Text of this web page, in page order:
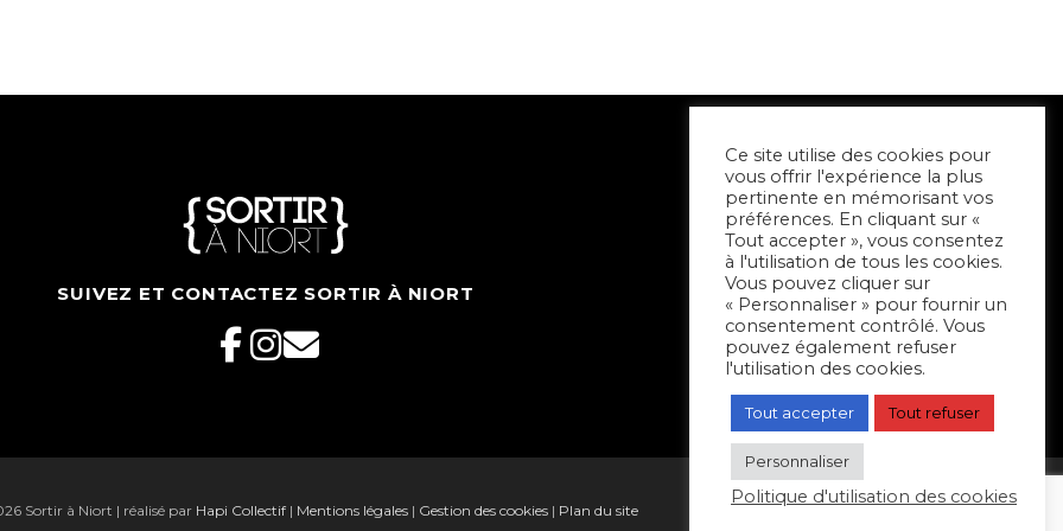
SUIVEZ ET CONTACTEZ SORTIR À NIORT
Sortir à Niort | réalisé par Hapi Collectif| Mentions légales| Gestion des cookies| Plan du site
Ce site utilise des cookies pour
vous offrir l'expérience la plus
pertinente en mémorisant vos
préférences. En cliquant sur «
Tout accepter », vous consentez
à l'utilisation de tous les cookies.
Vous pouvez cliquer sur
« Personnaliser » pour fournir un
consentement contrôlé. Vous
pouvez également refuser
l'utilisation des cookies.
Tout accepter Tout refuser
Personnaliser
Politique d'utilisation des cookies